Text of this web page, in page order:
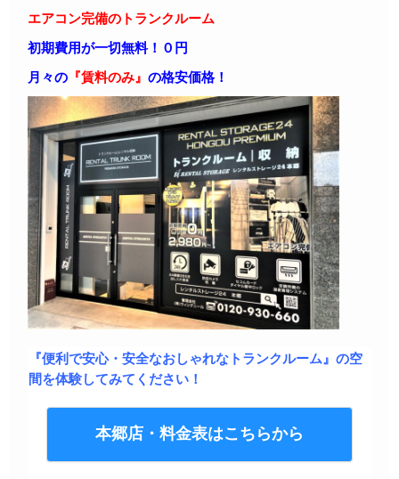
エアコン完備のトランクルーム
初期費用が一切無料！０円
月々の 『賃料のみ』 の格安価格！
『便利で安心・安全なおしゃれなトランクルーム』の空
間を体験してみてください！
本郷店・料金表はこちらから